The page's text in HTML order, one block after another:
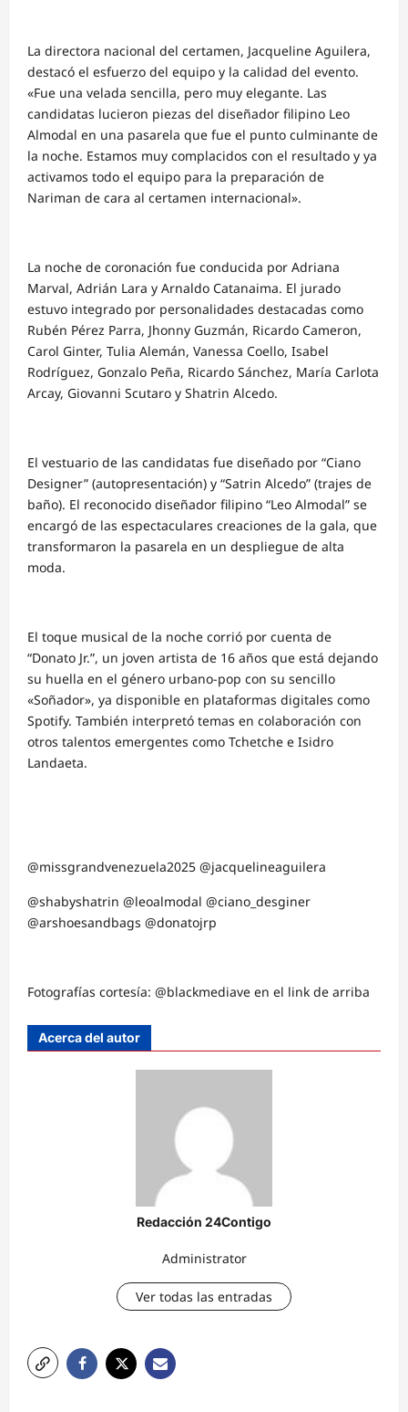
La directora nacional del certamen, Jacqueline Aguilera,
destacó el esfuerzo del equipo y la calidad del evento.
«Fue una velada sencilla, pero muy elegante. Las
candidatas lucieron piezas del diseñador filipino Leo
Almodal en una pasarela que fue el punto culminante de
la noche. Estamos muy complacidos con el resultado y ya
activamos todo el equipo para la preparación de
Nariman de cara al certamen internacional».
La noche de coronación fue conducida por Adriana
Marval, Adrián Lara y Arnaldo Catanaima. El jurado
estuvo integrado por personalidades destacadas como
Rubén Pérez Parra, Jhonny Guzmán, Ricardo Cameron,
Carol Ginter, Tulia Alemán, Vanessa Coello, Isabel
Rodríguez, Gonzalo Peña, Ricardo Sánchez, María Carlota
Arcay, Giovanni Scutaro y Shatrin Alcedo.
El vestuario de las candidatas fue diseñado por “Ciano
Designer” (autopresentación) y “Satrin Alcedo” (trajes de
baño). El reconocido diseñador filipino “Leo Almodal” se
encargó de las espectaculares creaciones de la gala, que
transformaron la pasarela en un despliegue de alta
moda.
El toque musical de la noche corrió por cuenta de
“Donato Jr.”, un joven artista de 16 años que está dejando
su huella en el género urbano-pop con su sencillo
«Soñador», ya disponible en plataformas digitales como
Spotify. También interpretó temas en colaboración con
otros talentos emergentes como Tchetche e Isidro
Landaeta.
@missgrandvenezuela2025 @jacquelineaguilera
@shabyshatrin @leoalmodal @ciano_desginer
@arshoesandbags @donatojrp
Fotografías cortesía: @blackmediave en el link de arriba
Acerca del autor
Redacción 24Contigo
Administrator
Ver todas las entradas